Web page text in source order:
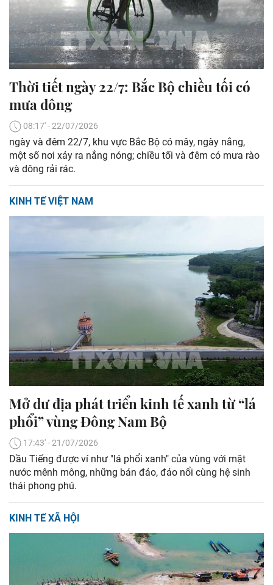
Thời tiết ngày 22/7: Bắc Bộ chiều tối có
mưa dông
08:17' - 22/07/2026
ngày và đêm 22/7, khu vực Bắc Bộ có mây, ngày nắng,
một số nơi xảy ra nắng nóng; chiều tối và đêm có mưa rào
và dông rải rác.
KINH TẾ VIỆT NAM
Mở dư địa phát triển kinh tế xanh từ “lá
phổi” vùng Đông Nam Bộ
17:43' - 21/07/2026
Dầu Tiếng được ví như "lá phổi xanh" của vùng với mặt
nước mênh mông, những bán đảo, đảo nổi cùng hệ sinh
thái phong phú.
KINH TẾ XÃ HỘI